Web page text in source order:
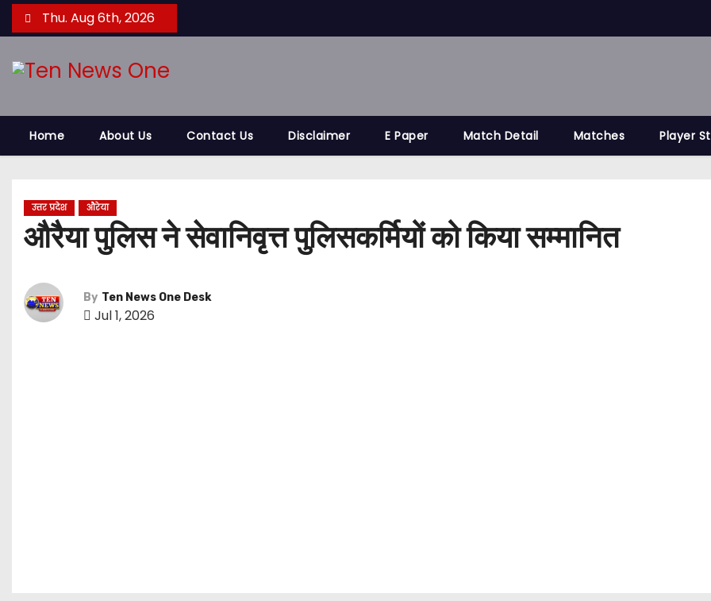
k
o
Thu. Aug 6th, 2026
Home About Us Contact Us Disclaimer E Paper Match Detail Matches Player
उत्तर प्रदेश औरेया
औरैया पुलिस ने सेवानिवृत्त पुलिसकर्मियों को किया सम्मानित
By Ten News One Desk
Jul 1, 2026